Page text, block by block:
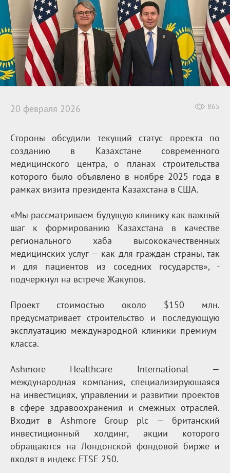
865
20 февраля 2026
Стороны обсудили текущий статус проекта по
созданию в Казахстане современного
медицинского центра, о планах строительства
которого было объявлено в ноябре 2025 года в
рамках визита президента Казахстана в США.
«Мы рассматриваем будущую клинику как важный
шаг к формированию Казахстана в качестве
регионального хаба высококачественных
медицинских услуг — как для граждан страны, так
и для пациентов из соседних государств», -
подчеркнул на встрече Жакупов.
Проект стоимостью около $150 млн.
предусматривает строительство и последующую
эксплуатацию международной клиники премиум-
класса.
Ashmore Healthcare International —
международная компания, специализирующаяся
на инвестициях, управлении и развитии проектов
в сфере здравоохранения и смежных отраслей.
Входит в Ashmore Group plc — британский
инвестиционный холдинг, акции которого
обращаются на Лондонской фондовой бирже и
входят в индекс FTSE 250.